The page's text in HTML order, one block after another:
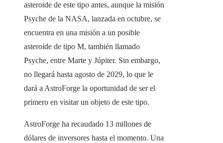
asteroide de este tipo antes, aunque la misión
Psyche de la NASA, lanzada en octubre, se
encuentra en una misión a un posible
asteroide de tipo M, también llamado
Psyche, entre Marte y Júpiter. Sin embargo,
no llegará hasta agosto de 2029, lo que le
dará a AstroForge la oportunidad de ser el
primero en visitar un objeto de este tipo.
AstroForge ha recaudado 13 millones de
dólares de inversores hasta el momento. Una